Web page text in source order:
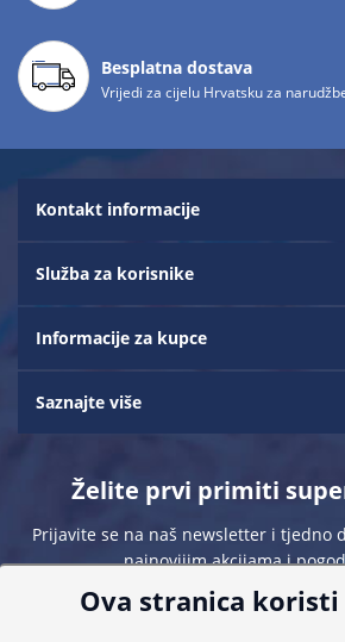
Besplatna dostava
Vrijedi za cijelu Hrvatsku za
Kontakt informacije
Služba za korisnike
Informacije za kupce
Saznajte više
Želite prvi primiti
Prijavite se na naš newsletter i tjedno
najnovijim akcijama i
Ova stranica koristi